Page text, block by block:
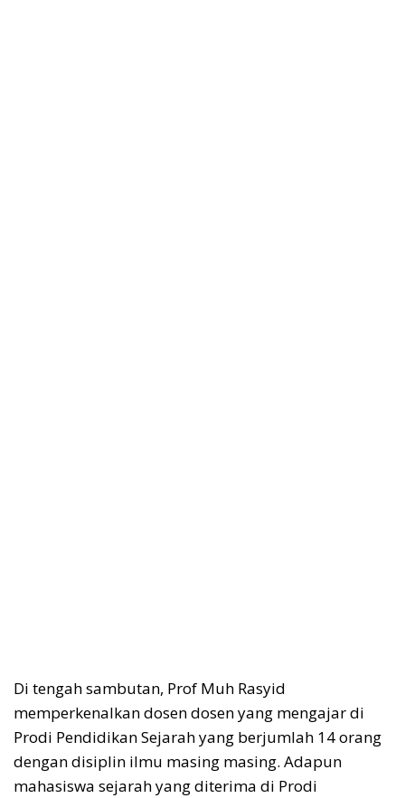
Di tengah sambutan, Prof Muh Rasyid
memperkenalkan dosen dosen yang mengajar di
Prodi Pendidikan Sejarah yang berjumlah 14 orang
dengan disiplin ilmu masing masing. Adapun
mahasiswa sejarah yang diterima di Prodi